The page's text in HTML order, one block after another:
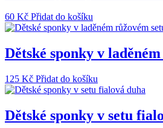
60 Kč Přidat do košíku
Dětské sponky v
125 Kč Přidat do košíku
Dětské sponky v setu